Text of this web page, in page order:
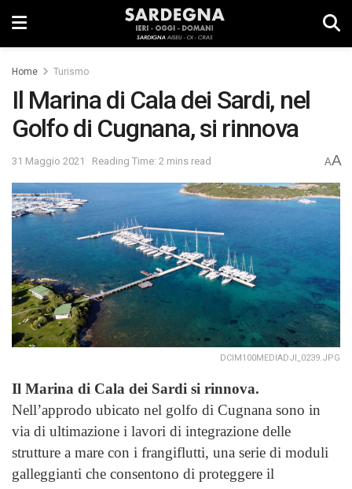
Home Turismo
Il Marina di Cala dei Sardi, nel
Golfo di Cugnana, si rinnova
31 Maggio 2021 Reading Time: 2 mins read AA
DCIM100MEDIADJI_0239.JPG
Il Marina di Cala dei Sardi si rinnova.
Nell’approdo ubicato nel golfo di Cugnana sono in
via di ultimazione i lavori di integrazione delle
strutture a mare con i frangiflutti, una serie di moduli
galleggianti che consentono di proteggere il